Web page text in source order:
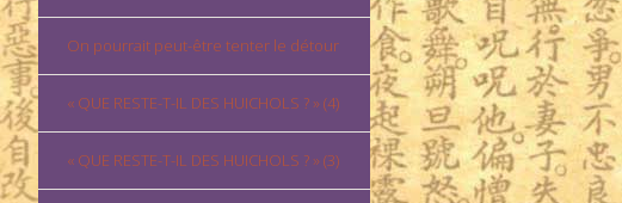
On pourrait peut-être tenter le détour
« QUE RESTE-T-IL DES HUICHOLS ? » (4)
« QUE RESTE-T-IL DES HUICHOLS ? » (3)